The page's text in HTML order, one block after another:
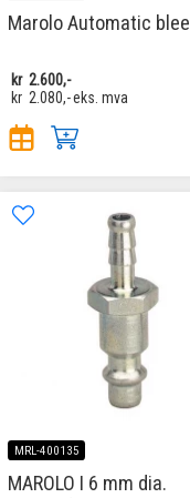
Marolo Automatic
kr 2.600,-
kr 2.080,-eks. mva
MRL-400135
MAROLO I 6 mm dia.